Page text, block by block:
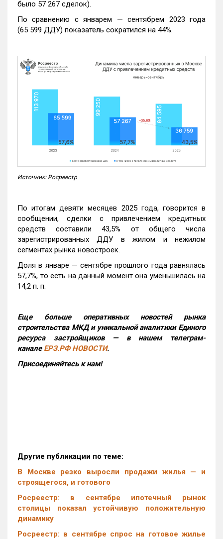
было 57 267 сделок).
По сравнению с январем — сентябрем 2023 года
(65 599 ДДУ) показатель сократился на 44%.
Источник: Росреестр
По итогам девяти месяцев 2025 года, говорится в
сообщении, сделки с привлечением кредитных
средств составили 43,5% от общего числа
зарегистрированных ДДУ в жилом и нежилом
сегментах рынка новостроек.
Доля в январе — сентябре прошлого года равнялась
57,7%, то есть на данный момент она уменьшилась на
14,2 п. п.
Еще больше оперативных новостей рынка
строительства МКД и уникальной аналитики Единого
ресурса застройщиков — в нашем телеграм-
канале ЕРЗ.РФ НОВОСТИ.
Присоединяйтесь к нам!
Другие публикации по теме:
В Москве резко выросли продажи жилья — и
строящегося, и готового
Росреестр: в сентябре ипотечный рынок
столицы показал устойчивую положительную
динамику
Росреестр: в сентябре спрос на готовое жилье